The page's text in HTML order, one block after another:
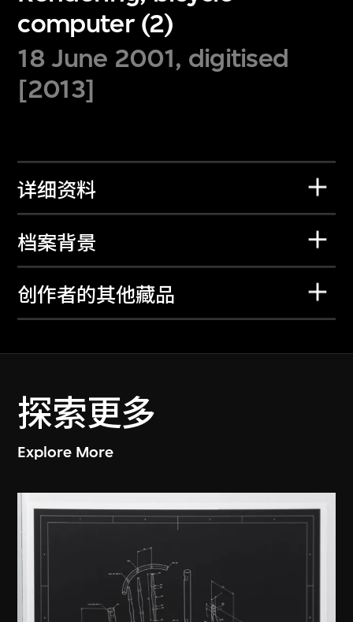
computer (2)
18 June 2001, digitised
[2013]
详细资料
档案背景
创作者的其他藏品
探索更多
Explore More